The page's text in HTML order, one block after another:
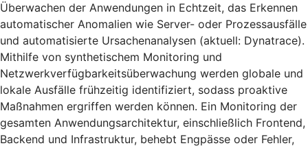
Überwachen der Anwendungen in Echtzeit, das Erkennen
automatischer Anomalien wie Server- oder Prozessausfälle
und automatisierte Ursachenanalysen (aktuell: Dynatrace).
Mithilfe von synthetischem Monitoring und
Netzwerkverfügbarkeitsüberwachung werden globale und
lokale Ausfälle frühzeitig identifiziert, sodass proaktive
Maßnahmen ergriffen werden können. Ein Monitoring der
gesamten Anwendungsarchitektur, einschließlich Frontend,
Backend und Infrastruktur, behebt Engpässe oder Fehler,